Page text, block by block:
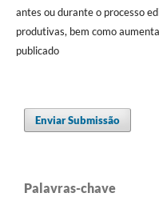
antes ou durante o processo
produtivas, bem como
publicado
Enviar Submissão
Palavras-chave